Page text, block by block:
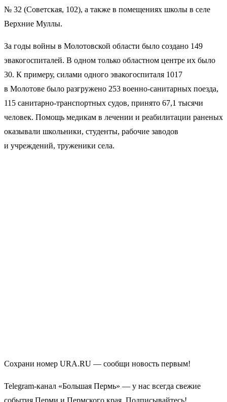
№ 32 (Советская, 102), а также в помещениях школы в селе
Верхние Муллы.
За годы войны в Молотовской области было создано 149
эвакогоспиталей. В одном только областном центре их было
30. К примеру, силами одного эвакогоспиталя 1017
в Молотове было разгружено 253 военно-санитарных поезда,
115 санитарно-транспортных судов, принято 67,1 тысячи
человек. Помощь медикам в лечении и реабилитации раненых
оказывали школьники, студенты, рабочие заводов
и учреждений, труженики села.
Сохрани номер URA.RU — сообщи новость первым!
Telegram-канал «Большая Пермь» — у нас всегда свежие
события Перми и Пермского края. Подписывайтесь!